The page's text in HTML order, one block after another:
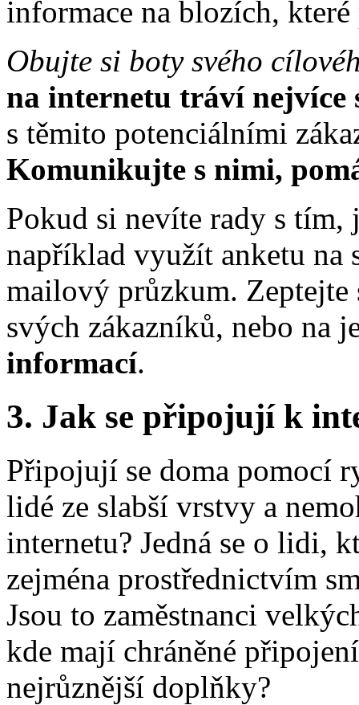
informace na blozích,
Obujte si boty svého
na internetu tráví nejvíce
s těmito potenciálními
Komunikujte s nimi,
Pokud si nevíte rady s tím,
například využít anketu na
mailový průzkum. Zeptejte
svých zákazníků, nebo na
informací.
3. Jak se připojují k
Připojují se doma pomocí
lidé ze slabší vrstvy a
internetu? Jedná se o lidi,
zejména prostřednictvím
Jsou to zaměstnanci
kde mají chráněné
nejrůznější doplňky?